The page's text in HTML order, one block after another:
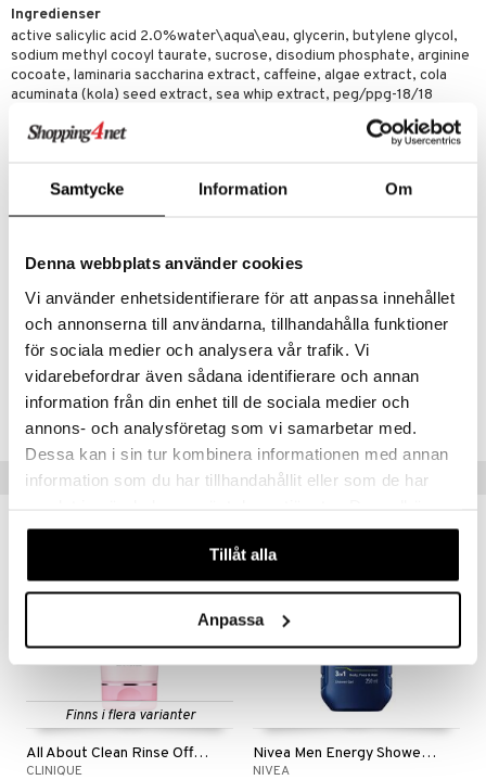
Samtycke Information Om
Denna webbplats använder cookies
Vi använder enhetsidentifierare för att anpassa innehållet
och annonserna till användarna, tillhandahålla funktioner
för sociala medier och analysera vår trafik. Vi
vidarebefordrar även sådana identifierare och annan
information från din enhet till de sociala medier och
annons- och analysföretag som vi samarbetar med.
Dessa kan i sin tur kombinera informationen med annan
information som du har tillhandahållit eller som de har
våra cookies vid fortsatt användande av vår webbplats.
Tillåt alla
Anpassa
Ingredienser
active salicylic acid 2.0%water\aqua\eau, glycerin, butylene glycol,
sodium methyl cocoyl taurate, sucrose, disodium phosphate, arginine
cocoate, laminaria saccharina extract, caffeine, algae extract, cola
acuminata (kola) seed extract, sea whip extract, peg/ppg-18/18
dimethicone, sodium hyaluronate, ppg-6-decyltetradeceth-30,
lactobacillus ferment, stearamidopropyl dimethylamine, acetyl
disodium edta, phenoxyethanol, chloroxylenol
receive for the most up to date list of ingredients.
Artikelnr
CCLIV-CQ-125-XX-XX
Lägsta pris senaste 30 dagarna: 280 kr
Populära produkter
Finns i flera varianter
All About Clean Rinse Off Foaming Cleanser
CLINIQUE
kampanj -20%
Nivea Men Energy Shower Gel - 3 in 1
NIVEA